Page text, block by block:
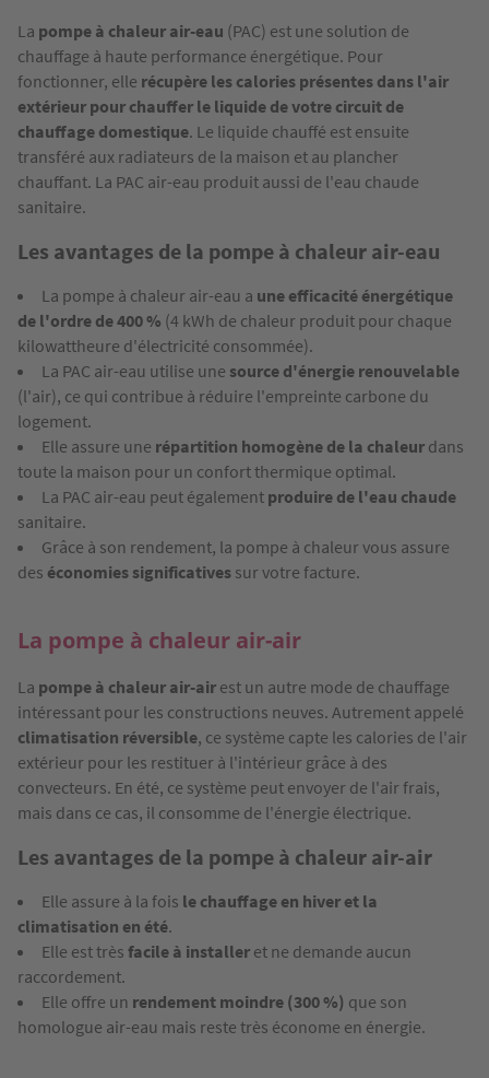
La pompe à chaleur air-eau (PAC) est une solution de
chauffage à haute performance énergétique. Pour
fonctionner, elle récupère les calories présentes dans l'air
extérieur pour chauffer le liquide de votre circuit de
chauffage domestique. Le liquide chauffé est ensuite
transféré aux radiateurs de la maison et au plancher
chauffant. La PAC air-eau produit aussi de l'eau chaude
sanitaire.
Les avantages de la pompe à chaleur air-eau
La pompe à chaleur air-eau a une efficacité énergétique
de l'ordre de 400 % (4 kWh de chaleur produit pour chaque
kilowattheure d'électricité consommée).
La PAC air-eau utilise une source d'énergie renouvelable
(l'air), ce qui contribue à réduire l'empreinte carbone du
logement.
Elle assure une répartition homogène de la chaleur dans
toute la maison pour un confort thermique optimal.
La PAC air-eau peut également produire de l'eau chaude
sanitaire.
Grâce à son rendement, la pompe à chaleur vous assure
des économies significatives sur votre facture.
La pompe à chaleur air-air
La pompe à chaleur air-air est un autre mode de chauffage
intéressant pour les constructions neuves. Autrement appelé
climatisation réversible, ce système capte les calories de l'air
extérieur pour les restituer à l'intérieur grâce à des
convecteurs. En été, ce système peut envoyer de l'air frais,
mais dans ce cas, il consomme de l'énergie électrique.
Les avantages de la pompe à chaleur air-air
Elle assure à la fois le chauffage en hiver et la
climatisation en été.
Elle est très facile à installer et ne demande aucun
raccordement.
Elle offre un rendement moindre (300 %) que son
homologue air-eau mais reste très économe en énergie.